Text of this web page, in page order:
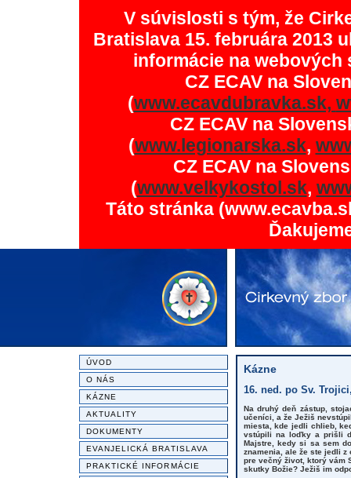
V súvislosti s tým, že
Bratislava 15. februára 2013
informácie na
CZ ECAV na
(www.ecavdubravka.sk,
CZ ECAV na
(www.legionarska.sk,
CZ ECAV na
(www.velkykostol.sk,
Táto stránka
ÚVOD
O NÁS
KÁZNE
AKTUALITY
DOKUMENTY
EVANJELICKÁ BRATISLAVA
PRAKTICKÉ INFORMÁCIE
Kázne
16. ned. po Sv.
Na druhý deň zástup,
učeníci, a že Ježiš
miesta, kde jedli chlieb,
vstúpili na loďky a prišli
Majstre, kedy si sa sem
znamenia, ale že ste jedli
pre večný život, ktorý vám
skutky Božie? Ježiš im